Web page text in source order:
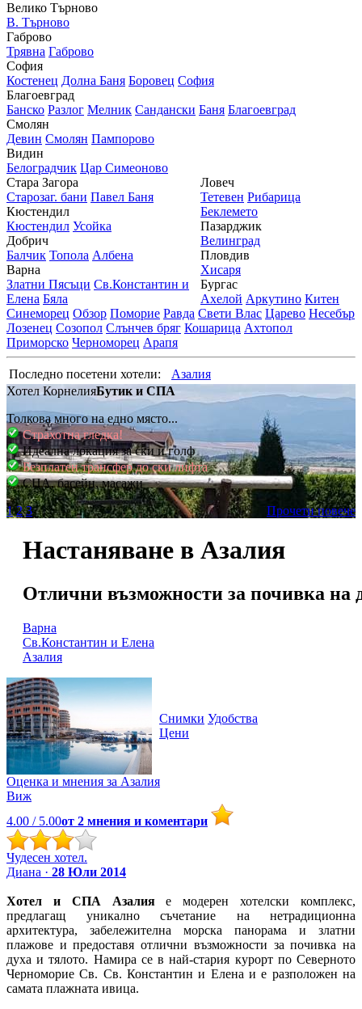
Велико Търново
В. Търново
Габрово
Трявна Габрово
София
Костенец Долна Баня Боровец София
Благоевград
Банско Разлог Мелник Сандански Баня Благоевград
Смолян
Девин Смолян Пампорово
Видин
Белоградчик Цар Симеоново
Стара Загора
Старозаг. бани Павел Баня
Кюстендил
Кюстендил Усойка
Добрич
Балчик Топола Албена
Варна
Златни Пясъци Св.Константин и
Елена Бяла
Ловеч
Тетевен Рибарица
Беклемето
Пазарджик
Велинград
Пловдив
Хисаря
Бургас
Ахелой Аркутино Китен
Синеморец Обзор Поморие Равда Свети Влас Царево Несебър
Лозенец Созопол Слънчев бряг Кошарица Ахтопол
Приморско Черноморец Арапя
Последно посетени хотели:
Азалия
Хотел КорнелияБутик и СПА
Толкова много на едно място...
Страхотна гледка!
Идеална локация за ски и голф
Безплатен трансфер до ски лифта
СПА, басейн, масажи
Прочети повече
1 2 3
Настаняване в Азалия
Отлични възможности за почивка на
Варна
Св.Константин и Елена
Азалия
Снимки Удобства
Цени
Оценка и мнения за Азалия
Виж
4.00 / 5.00от 2 мнения и коментари
Чудесен хотел.
Диана · 28 Юли 2014
Хотел и СПА Азалияе модерен хотелски комплекс,
предлагащ уникално съчетание на нетрадиционна
архитектура, забележителна морска панорама и златни
плажове и предоставя отлични възможности за почивка на
духа и тялото. Намира се в най-стария курорт по Северното
Черноморие Св. Св. Константин и Елена и е разположен на
самата плажната ивица.